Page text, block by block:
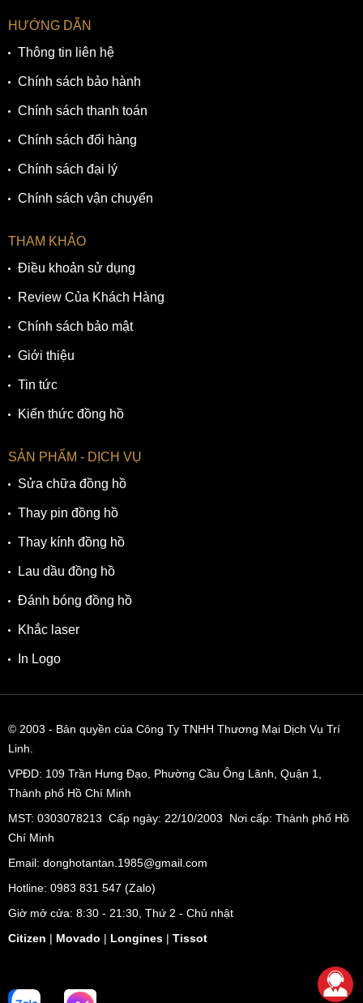
HƯỚNG DẪN
Thông tin liên hệ
Chính sách bảo hành
Chính sách thanh toán
Chính sách đổi hàng
Chính sách đại lý
Chính sách vận chuyển
THAM KHẢO
Điều khoản sử dụng
Review Của Khách Hàng
Chính sách bảo mật
Giới thiệu
Tin tức
Kiến thức đồng hồ
SẢN PHẨM - DỊCH VỤ
Sửa chữa đồng hồ
Thay pin đồng hồ
Thay kính đồng hồ
Lau dầu đồng hồ
Đánh bóng đồng hồ
Khắc laser
In Logo
© 2003 - Bản quyền của Công Ty TNHH Thương Mại Dịch Vụ Trí
Linh.
VPĐD: 109 Trần Hưng Đạo, Phường Cầu Ông Lãnh, Quận 1,
Thành phố Hồ Chí Minh
MST: 0303078213 Cấp ngày: 22/10/2003 Nơi cấp: Thành phố Hồ
Chí Minh
Email: donghotantan.1985@gmail.com
Hotline: 0983 831 547 (Zalo)
Giờ mở cửa: 8:30 - 21:30, Thứ 2 - Chủ nhật
Citizen | Movado | Longines | Tissot